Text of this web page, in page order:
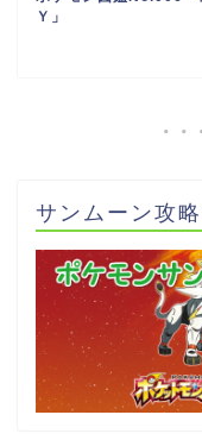
Ｙ」
サンムーン攻